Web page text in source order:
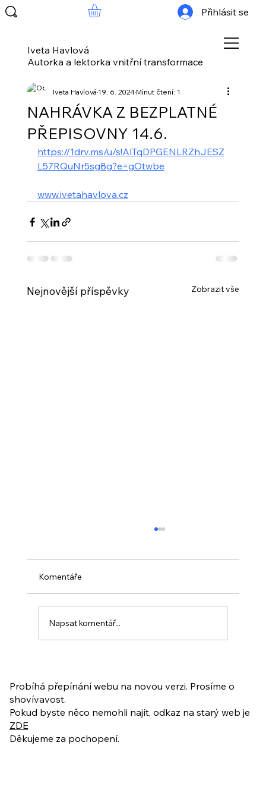
Iveta Havlová
Autorka a lektorka vnitřní transformace
Přihlásit se
NAHRÁVKA Z BEZPLATNÉ
PŘEPISOVNY 14.6.
Iveta Havlová19. 6. 2024Minut čtení: 1
https://1drv.ms/u/s!AlTqDPGENLRZhJESZ
L57RQuNr5sg8g?e=gOtwbe
www.ivetahavlova.cz
Nejnovější příspěvky Zobrazit vše
ukázkové lekce
Komentáře
Napsat komentář...
Probíhá přepínání webu na novou verzi. Prosíme o
shovívavost.
Pokud byste něco nemohli najít, odkaz na starý web je
ZDE
Děkujeme za pochopení.